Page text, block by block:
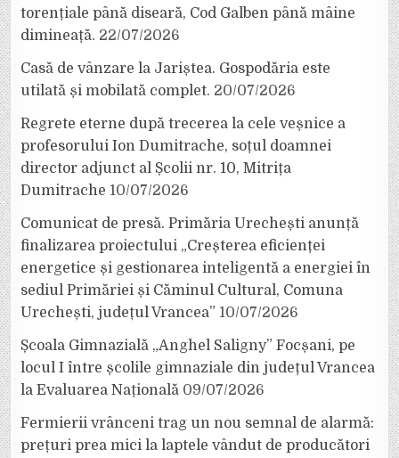
torențiale până diseară, Cod Galben până mâine
dimineață. 22/07/2026
Casă de vânzare la Jariștea. Gospodăria este
utilată și mobilată complet. 20/07/2026
Regrete eterne după trecerea la cele veșnice a
profesorului Ion Dumitrache, soțul doamnei
director adjunct al Școlii nr. 10, Mitrița
Dumitrache 10/07/2026
Comunicat de presă. Primăria Urechești anunță
finalizarea proiectului „Creșterea eficienței
energetice și gestionarea inteligentă a energiei în
sediul Primăriei și Căminul Cultural, Comuna
Urechești, județul Vrancea” 10/07/2026
Școala Gimnazială „Anghel Saligny” Focșani, pe
locul I între școlile gimnaziale din județul Vrancea
la Evaluarea Națională 09/07/2026
Fermierii vrânceni trag un nou semnal de alarmă:
prețuri prea mici la laptele vândut de producători